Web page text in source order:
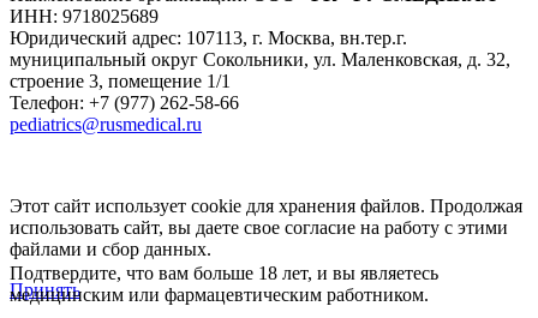
ИНН: 9718025689
Юридический адрес: 107113, г. Москва, вн.тер.г.
муниципальный округ Сокольники, ул. Маленковская, д. 32,
строение 3, помещение 1/1
Телефон: +7 (977) 262-58-66
pediatrics@rusmedical.ru
Этот сайт использует cookie для хранения файлов. Продолжая
использовать сайт, вы даете свое согласие на работу с этими
файлами и сбор данных.
Принять
Подтвердите, что вам больше 18 лет, и вы являетесь
медицинским или фармацевтическим работником.